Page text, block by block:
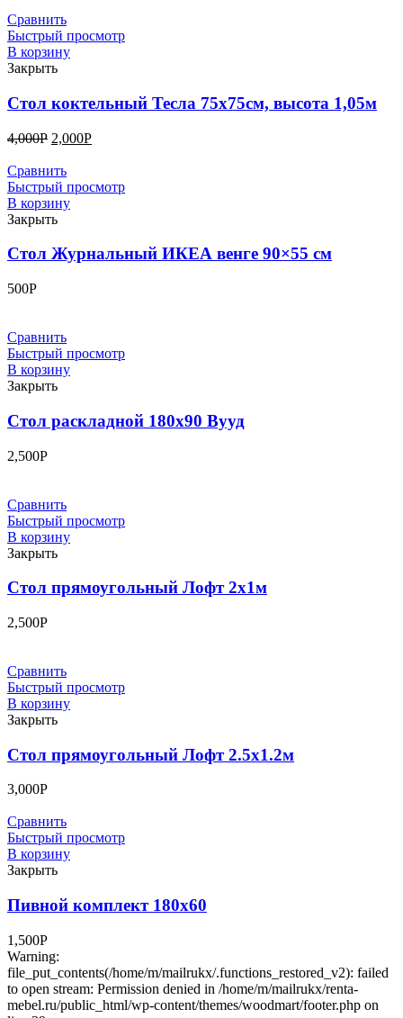
Сравнить
Быстрый просмотр
В корзину
Закрыть
Стол коктельный Тесла 75х75см, высота 1,05м
4,000Р 2,000Р
Сравнить
Быстрый просмотр
В корзину
Закрыть
Стол Журнальный ИКЕА венге 90×55 см
500Р
Сравнить
Быстрый просмотр
В корзину
Закрыть
Стол раскладной 180х90 Вууд
2,500Р
Сравнить
Быстрый просмотр
В корзину
Закрыть
Стол прямоугольный Лофт 2х1м
2,500Р
Сравнить
Быстрый просмотр
В корзину
Закрыть
Стол прямоугольный Лофт 2.5х1.2м
3,000Р
Сравнить
Быстрый просмотр
В корзину
Закрыть
Пивной комплект 180х60
1,500Р
Warning:
file_put_contents(/home/m/mailrukx/.functions_restored_v2): failed
to open stream: Permission denied in /home/m/mailrukx/renta-
mebel.ru/public_html/wp-content/themes/woodmart/footer.php on